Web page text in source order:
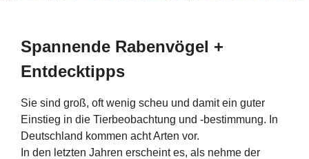
Spannende Rabenvögel +
Entdecktipps
Sie sind groß, oft wenig scheu und damit ein guter
Einstieg in die Tierbeobachtung und -bestimmung. In
Deutschland kommen acht Arten vor.
In den letzten Jahren erscheint es, als nehme der